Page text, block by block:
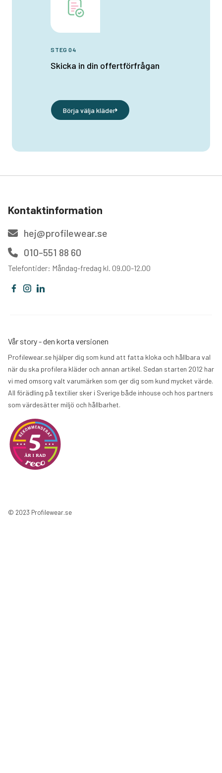
STEG 04
Skicka in din offertförfrågan
Börja välja kläder
Kontaktinformation
hej@profilewear.se
010-551 88 60
Telefontider: Måndag-fredag kl. 09.00-12.00
Vår story - den korta versionen
Profilewear.se hjälper dig som kund att fatta kloka och hållbara val
när du ska profilera kläder och annan artikel. Sedan starten 2012 har
vi med omsorg valt varumärken som ger dig som kund mycket värde.
All förädling på textilier sker i Sverige både inhouse och hos partners
som värdesätter miljö och hållbarhet.
© 2023 Profilewear.se